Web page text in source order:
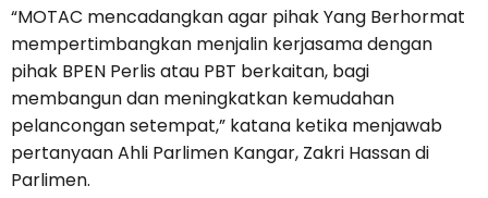
“MOTAC mencadangkan agar pihak Yang Berhormat
mempertimbangkan menjalin kerjasama dengan
pihak BPEN Perlis atau PBT berkaitan, bagi
membangun dan meningkatkan kemudahan
pelancongan setempat,” katana ketika menjawab
pertanyaan Ahli Parlimen Kangar, Zakri Hassan di
Parlimen.